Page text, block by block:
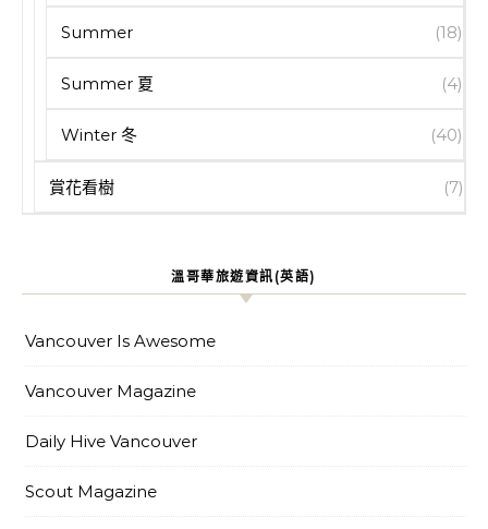
Summer (18)
Summer 夏 (4)
Winter 冬 (40)
賞花看樹 (7)
溫哥華旅遊資訊(英語)
Vancouver Is Awesome
Vancouver Magazine
Daily Hive Vancouver
Scout Magazine